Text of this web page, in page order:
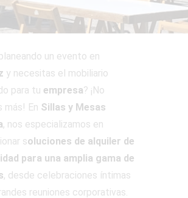
un evento en
y necesitas el mobiliario
para tu empresa? ¡No
más! En Sillas y Mesas
, nos especializamos en
soluciones de alquiler de
para una amplia gama de
, desde celebraciones íntimas
reuniones corporativas.